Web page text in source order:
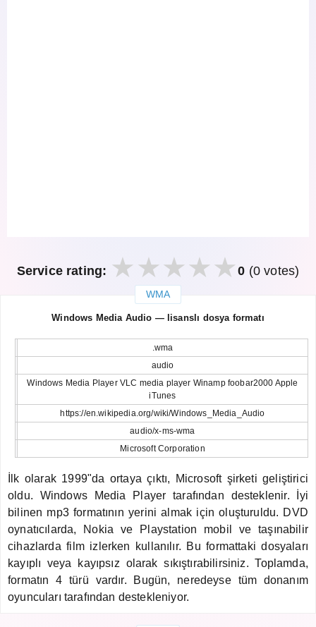
Service rating: 0 (0 votes)
WMA
Windows Media Audio — lisanslı dosya formatı
.wma
audio
Windows Media Player VLC media player Winamp foobar2000 Apple
iTunes
https://en.wikipedia.org/wiki/Windows_Media_Audio
audio/x-ms-wma
Microsoft Corporation
İlk olarak 1999"da ortaya çıktı, Microsoft şirketi geliştirici
oldu. Windows Media Player tarafından desteklenir. İyi
bilinen mp3 formatının yerini almak için oluşturuldu. DVD
oynatıcılarda, Nokia ve Playstation mobil ve taşınabilir
cihazlarda film izlerken kullanılır. Bu formattaki dosyaları
kayıplı veya kayıpsız olarak sıkıştırabilirsiniz. Toplamda,
formatın 4 türü vardır. Bugün, neredeyse tüm donanım
oyuncuları tarafından destekleniyor.